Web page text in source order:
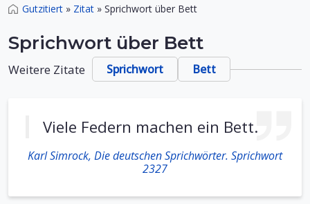
Gutzitiert » Zitat » Sprichwort über Bett
Sprichwort über Bett
Weitere Zitate Sprichwort Bett
Viele Federn machen ein Bett.
Karl Simrock, Die deutschen Sprichwörter. Sprichwort
2327